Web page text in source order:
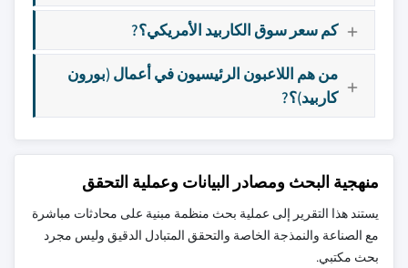
كم سعر سوق الكاربيد الأمريكي؟?
من هم اللاعبون الرئيسيون في أعمال (بورون
كاربيد)؟?
منهجية البحث ومصادر البيانات وعملية التحقق
يستند هذا التقرير إلى عملية بحث منظمة مبنية على محادثات مباشرة
مع الصناعة والنمذجة الخاصة والتحقق المتبادل الدقيق وليس مجرد
بحث مكتبي.